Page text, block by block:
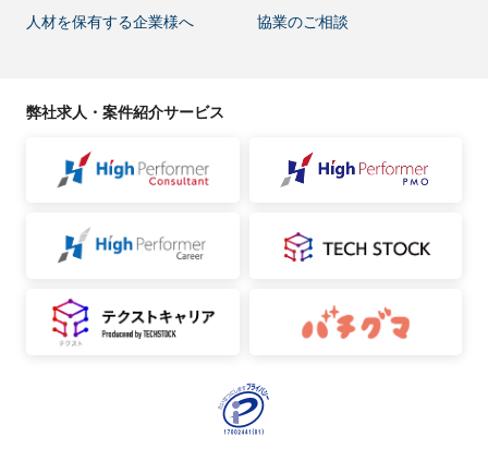
人材を保有する企業様へ
協業のご相談
弊社求人・案件紹介サービス